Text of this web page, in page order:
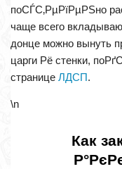
поСЃС‚РµРїРµРЅно
чаще всего
донце можно вынуть
царги Рё стенки,
странице ЛДСП.
\n
Как